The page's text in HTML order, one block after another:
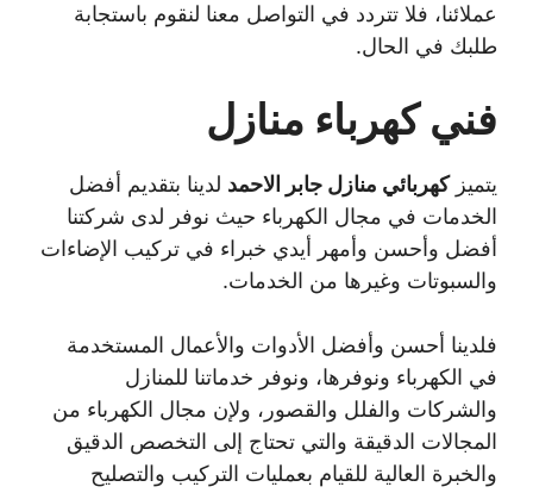
عملائنا، فلا تتردد في التواصل معنا لنقوم باستجابة
طلبك في الحال.
فني كهرباء منازل
يتميزكهربائي منازل جابر الاحمد لدينا بتقديم أفضل
الخدمات في مجال الكهرباء حيث نوفر لدى شركتنا
أفضل وأحسن وأمهر أيدي خبراء في تركيب الإضاءات
والسبوتات وغيرها من الخدمات.
فلدينا أحسن وأفضل الأدوات والأعمال المستخدمة
في الكهرباء ونوفرها، ونوفر خدماتنا للمنازل
والشركات والفلل والقصور، ولإن مجال الكهرباء من
المجالات الدقيقة والتي تحتاج إلى التخصص الدقيق
والخبرة العالية للقيام بعمليات التركيب والتصليح